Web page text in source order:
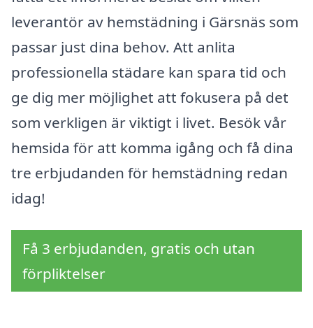
leverantör av hemstädning i Gärsnäs som
passar just dina behov. Att anlita
professionella städare kan spara tid och
ge dig mer möjlighet att fokusera på det
som verkligen är viktigt i livet. Besök vår
hemsida för att komma igång och få dina
tre erbjudanden för hemstädning redan
idag!
Få 3 erbjudanden, gratis och utan
förpliktelser